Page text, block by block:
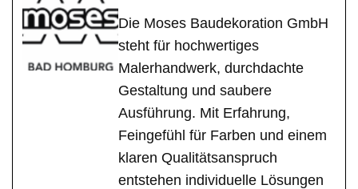
Die Moses Baudekoration GmbH
steht für hochwertiges
Malerhandwerk, durchdachte
Gestaltung und saubere
Ausführung. Mit Erfahrung,
Feingefühl für Farben und einem
klaren Qualitätsanspruch
entstehen individuelle Lösungen